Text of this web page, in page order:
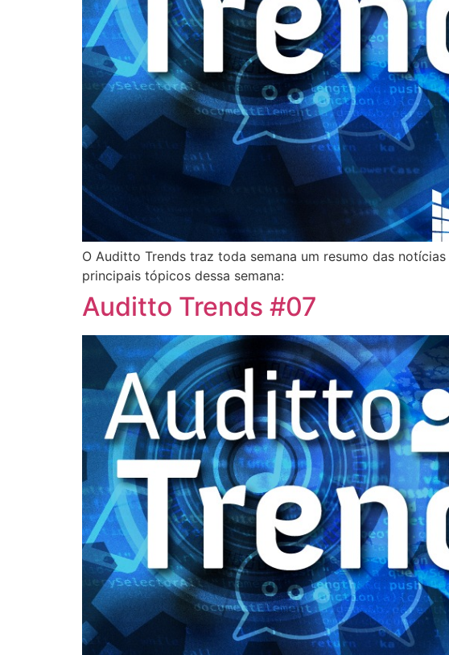
O Auditto Trends traz toda semana um resumo das
principais tópicos dessa semana:
Auditto Trends #07